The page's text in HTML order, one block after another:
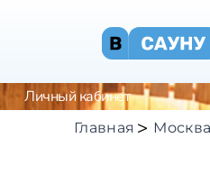
Личный кабинет
Главная Москва